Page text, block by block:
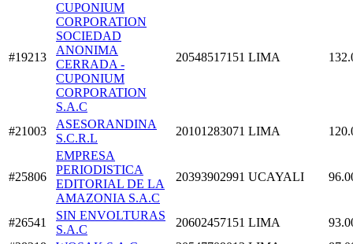
#19213
CUPONIUM
CORPORATION
SOCIEDAD
ANONIMA
CERRADA -
CUPONIUM
CORPORATION
S.A.C
20548517151 LIMA
#21003
ASESORANDINA
S.C.R.L
20101283071 LIMA
#25806
EMPRESA
PERIODISTICA
EDITORIAL DE LA
AMAZONIA S.A.C
20393902991 UCAYALI
#26541
SIN ENVOLTURAS
S.A.C
20602457151 LIMA